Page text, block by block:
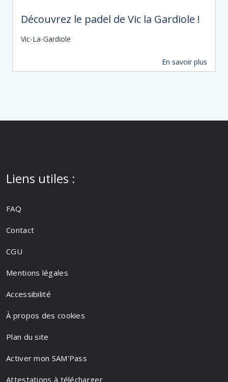
Découvrez le padel de Vic la Gardiole !
Vic-La-Gardiole
En savoir plus
Liens utiles :
FAQ
Contact
CGU
Mentions légales
Accessibilité
À propos des cookies
Plan du site
Activer mon SAM'Pass
Attestations à télécharger